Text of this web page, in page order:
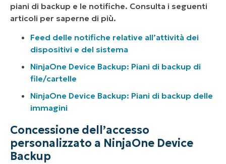
piani di backup e le notifiche. Consulta i seguenti
articoli per saperne di più.
Feed delle notifiche relative all’attività dei
dispositivi e del sistema
NinjaOne Device Backup: Piani di backup di
file/cartelle
NinjaOne Device Backup: Piani di backup delle
immagini
Concessione dell’accesso
personalizzato a NinjaOne Device
Backup